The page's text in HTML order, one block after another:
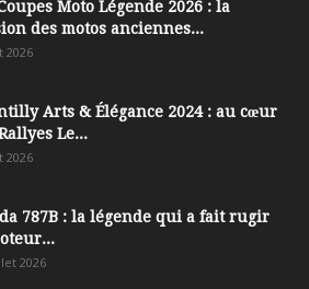
Moto Légende 2026 : la
des motos anciennes...
2026
Arts & Élégance 2024 : au cœur
Le...
2026
787B : la légende qui a fait rugir
2026